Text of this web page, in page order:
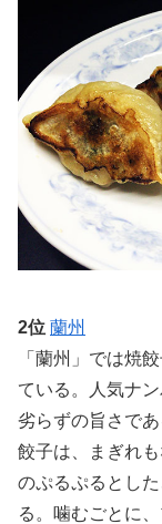
2位 蘭州
「蘭州」では焼
ている。人気ナ
劣らずの旨さで
餃子は、まぎれ
のぷるぷるとし
る。噛むごとに